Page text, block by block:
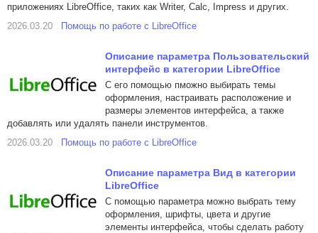
приложениях LibreOffice, таких как Writer, Calc, Impress и других.
2026.03.20
Помощь по работе с LibreOffice
Описание параметра Пользовательский
интерфейс в категории LibreOffice
С его помощью пможно выбирать темы
оформления, настраивать расположение и
размеры элементов интерфейса, а также
добавлять или удалять панели инструментов.
2026.03.20
Помощь по работе с LibreOffice
Описание параметра Вид в категории
LibreOffice
С помощью параметра можно выбрать тему
оформления, шрифты, цвета и другие
элементы интерфейса, чтобы сделать работу